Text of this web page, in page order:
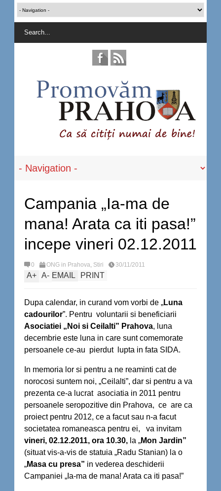
Campania „Ia-ma de
mana! Arata ca iti pasa!”
incepe vineri 02.12.2011
0 ONG in Prahova, Stiri 30/11/2011
A+ A- EMAIL PRINT
Dupa calendar, in curand vom vorbi de „Luna
cadourilor”. Pentru voluntarii si beneficiarii
Asociatiei „Noi si Ceilalti” Prahova, luna
decembrie este luna in care sunt comemorate
persoanele ce-au pierdut lupta in fata SIDA.
In memoria lor si pentru a ne reaminti cat de
norocosi suntem noi, „Ceilalti”, dar si pentru a va
prezenta ce-a lucrat asociatia in 2011 pentru
persoanele seropozitive din Prahova, ce are ca
proiect pentru 2012, ce a facut sau n-a facut
societatea romaneasca pentru ei, va invitam
vineri, 02.12.2011, ora 10.30, la „Mon Jardin”
(situat vis-a-vis de statuia „Radu Stanian) la o
„Masa cu presa” in vederea deschiderii
Campaniei „Ia-ma de mana! Arata ca iti pasa!”